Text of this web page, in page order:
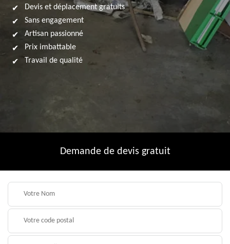
Devis et déplacement gratuits
Sans engagement
Artisan passionné
Prix imbattable
Travail de qualité
Demande de devis gratuit